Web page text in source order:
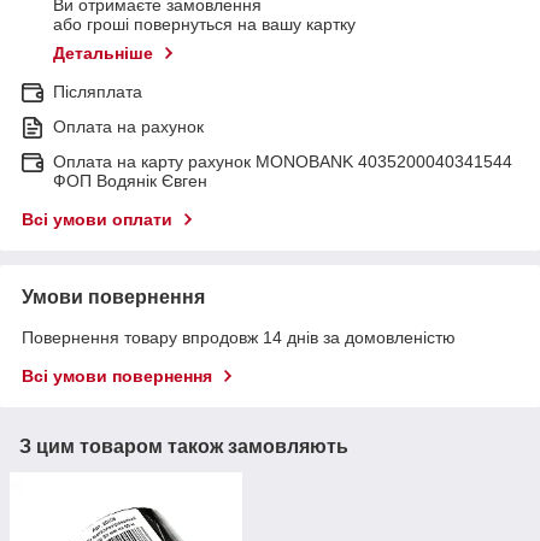
Ви отримаєте замовлення
або гроші повернуться на вашу картку
Детальніше
Післяплата
Оплата на рахунок
Оплата на карту рахунок MONOBANK 4035200040341544
ФОП Водянік Євген
Всі умови оплати
Умови повернення
Повернення товару впродовж 14 днів за домовленістю
Всі умови повернення
З цим товаром також замовляють